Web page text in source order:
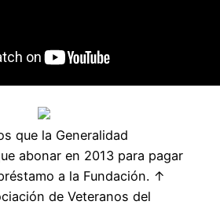
que la Generalidad
abonar en 2013 para pagar
a la Fundación. ↑
de Veteranos del